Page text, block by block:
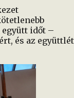
időt –
és az együttlét